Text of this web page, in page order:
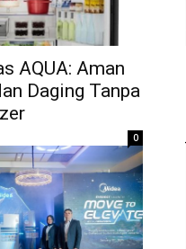
AQUA: Aman
Daging Tanpa
0